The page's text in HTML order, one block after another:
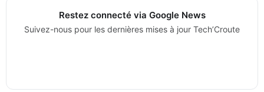
Restez connecté via Google News
Suivez-nous pour les dernières mises à jour Tech’Croute